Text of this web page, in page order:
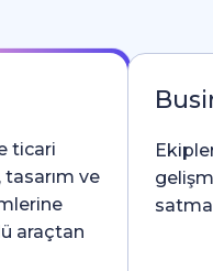
ticari
tasarım ve
araçtan
satma